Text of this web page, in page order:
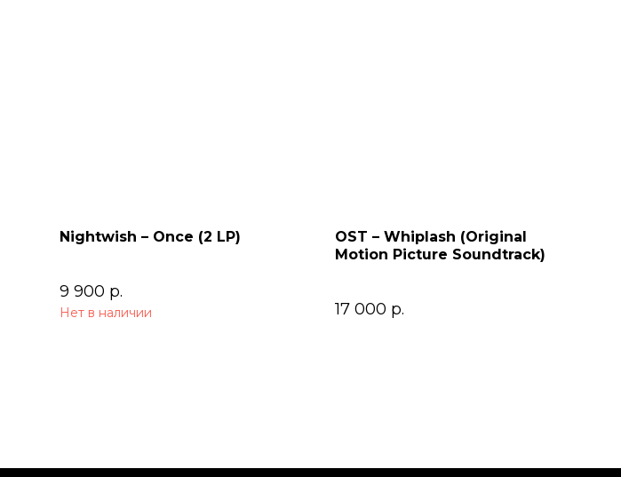
Nightwish – Once (2 LP)
9 900 р.
Нет в наличии
OST – Whiplash (Original
Motion Picture Soundtrack)
17 000 р.